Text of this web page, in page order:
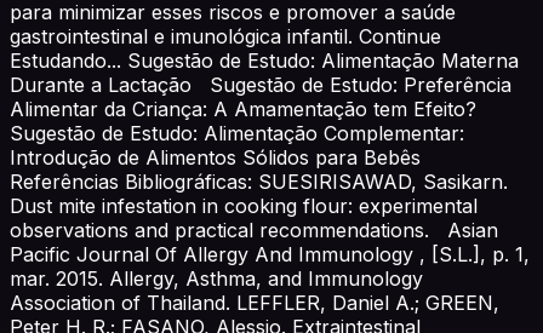
para minimizar esses riscos e promover a saúde
gastrointestinal e imunológica infantil. Continue
Estudando... Sugestão de Estudo: Alimentação Materna
Durante a Lactação Sugestão de Estudo: Preferência
Alimentar da Criança: A Amamentação tem Efeito?
Sugestão de Estudo: Alimentação Complementar:
Introdução de Alimentos Sólidos para Bebês
Referências Bibliográficas: SUESIRISAWAD, Sasikarn.
Dust mite infestation in cooking flour: experimental
observations and practical recommendations. Asian
Pacific Journal Of Allergy And Immunology , [S.L.], p. 1,
mar. 2015. Allergy, Asthma, and Immunology
Association of Thailand. LEFFLER, Daniel A.; GREEN,
Peter H. R.; FASANO, Alessio. Extraintestinal